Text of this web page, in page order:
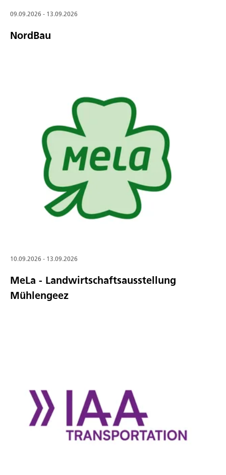
09.09.2026 - 13.09.2026
NordBau
10.09.2026 - 13.09.2026
MeLa - Landwirtschaftsausstellung
Mühlengeez